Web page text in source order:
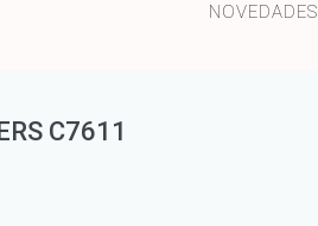
NOVEDADES
C7611